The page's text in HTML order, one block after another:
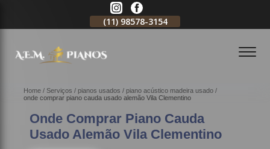
(11)98578-3154
Home Serviços pianos usados
piano acústico madeira usado
onde comprar piano cauda usado alemão Vila Clementino
Onde Comprar Piano Cauda
Usado Alemão Vila Clementino